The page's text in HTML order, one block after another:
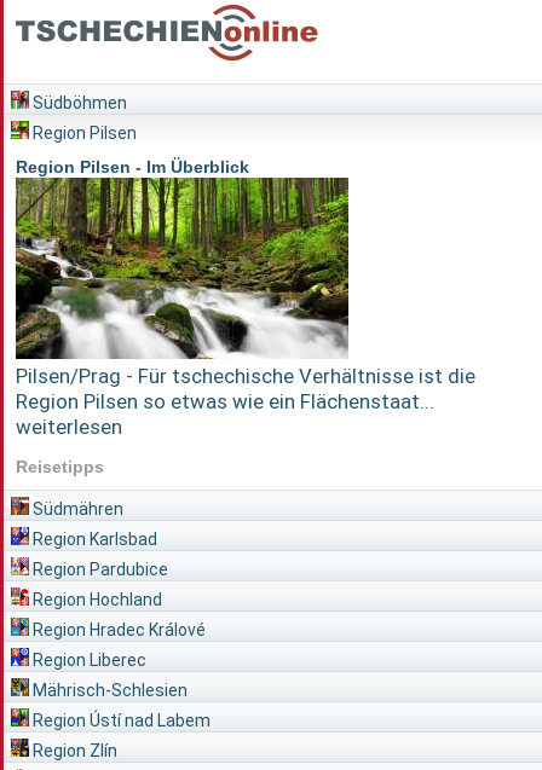
Südböhmen
Region Pilsen
Region Pilsen - Im Überblick
Pilsen/Prag - Für tschechische Verhältnisse ist die
Region Pilsen so etwas wie ein Flächenstaat...
weiterlesen
Reisetipps
Südmähren
Region Karlsbad
Region Pardubice
Region Hochland
Region Hradec Králové
Region Liberec
Mährisch-Schlesien
Region Ústí nad Labem
Region Zlín